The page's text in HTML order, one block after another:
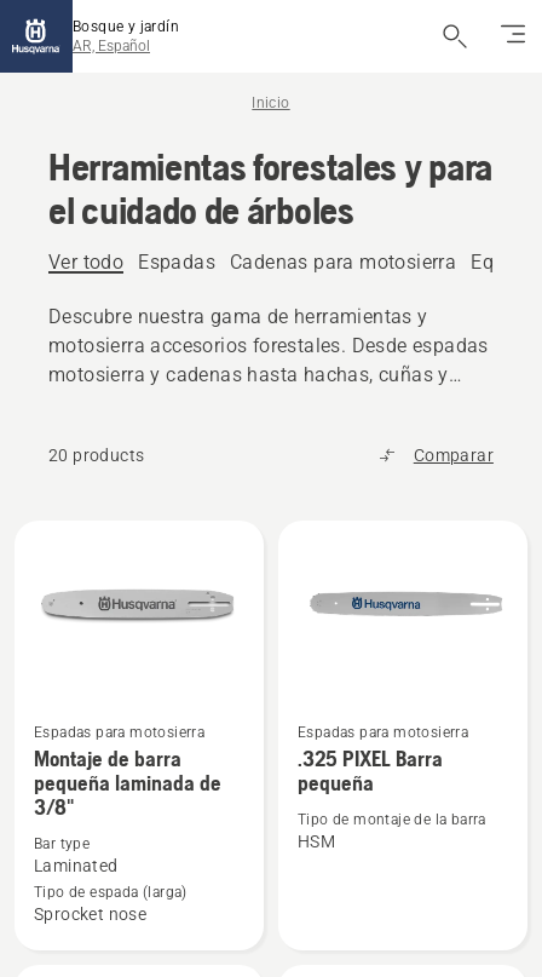
Bosque y jardín
AR, Español
Inicio
Herramientas forestales y para
el cuidado de árboles
Ver todo Espadas Cadenas para motosierra
Descubre nuestra gama de herramientas y
motosierra accesorios forestales. Desde espadas
motosierra y cadenas hasta hachas, cuñas y
20 products Comparar
Ver
más
detalles
sobre
Montaje
de
barra
Espadas para motosierra
Montaje de barra
pequeña laminada de
3/8"
Bar type
Laminated
Tipo de espada (larga)
Sprocket nose
Ver
más
sobre
Espadas para motosierra
.325 PIXEL Barra
pequeña
Tipo de montaje de la barra
HSM